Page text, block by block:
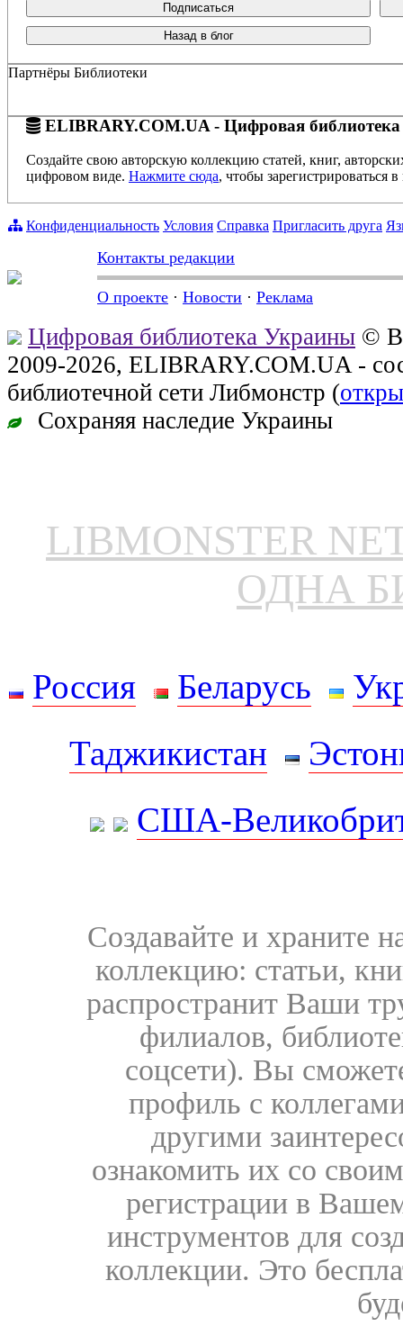
Подписаться
Назад в блог
Партнёры Библиотеки
ELIBRARY.COM.UA - Цифровая библиотека
Создайте свою авторскую коллекцию статей, книг,
цифровом виде. Нажмите сюда, чтобы зарегистрироваться в
Конфиденциальность Условия Справка Пригласить друга
Контакты редакции
О проекте · Новости · Реклама
Цифровая библиотека Украины ©
2009-2026, ELIBRARY.COM.UA -
библиотечной сети Либмонстр (
Сохраняя наследие Украины
LIBMONSTER
ОДНА
Россия Беларусь
Таджикистан
США-
Создавайте и храните
коллекцию: статьи,
распространит Ваши
филиалов,
соцсети). Вы
профиль с
другими
ознакомить их со
регистрации в
инструментов для
коллекции. Это